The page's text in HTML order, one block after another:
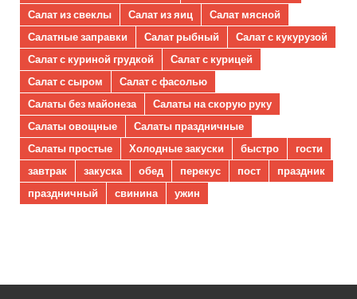
Салат из свеклы
Салат из яиц
Салат мясной
Салатные заправки
Салат рыбный
Салат с кукурузой
Салат с куриной грудкой
Салат с курицей
Салат с сыром
Салат с фасолью
Салаты без майонеза
Салаты на скорую руку
Салаты овощные
Салаты праздничные
Салаты простые
Холодные закуски быстро
гости
завтрак
закуска обед перекус пост
праздник
праздничный
свинина ужин